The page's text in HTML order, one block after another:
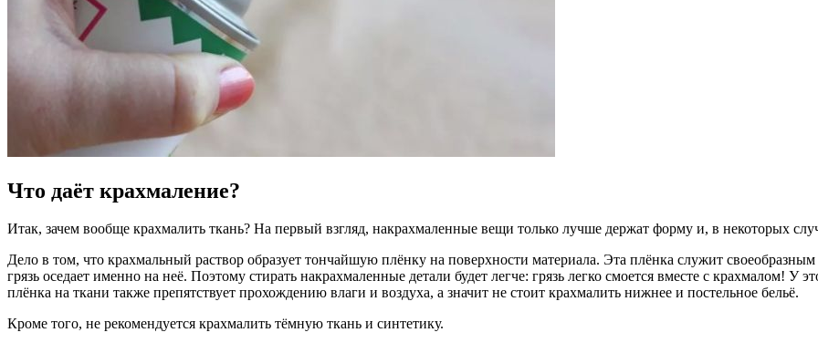
Что даёт крахмаление?
Итак, зачем вообще крахмалить ткань? На первый взгляд, накрахмаленные вещи только лучше держат форму и, в некоторых
Дело в том, что крахмальный раствор образует тончайшую плёнку на поверхности материала. Эта плёнка служит
грязь оседает именно на неё. Поэтому стирать накрахмаленные детали будет легче: грязь легко смоется вместе с крахмалом! У
плёнка на ткани также препятствует прохождению влаги и воздуха, а значит не стоит крахмалить нижнее и постельное бельё.
Кроме того, не рекомендуется крахмалить тёмную ткань и синтетику.